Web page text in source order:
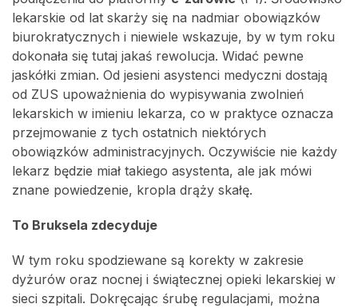
lekarskie od lat skarży się na nadmiar obowiązków
biurokratycznych i niewiele wskazuje, by w tym roku
dokonała się tutaj jakaś rewolucja. Widać pewne
jaskółki zmian. Od jesieni asystenci medyczni dostają
od ZUS upoważnienia do wypisywania zwolnień
lekarskich w imieniu lekarza, co w praktyce oznacza
przejmowanie z tych ostatnich niektórych
obowiązków administracyjnych. Oczywiście nie każdy
lekarz będzie miał takiego asystenta, ale jak mówi
znane powiedzenie, kropla drąży skałę.
To Bruksela zdecyduje
W tym roku spodziewane są korekty w zakresie
dyżurów oraz nocnej i świątecznej opieki lekarskiej w
sieci szpitali. Dokręcając śrubę regulacjami, można